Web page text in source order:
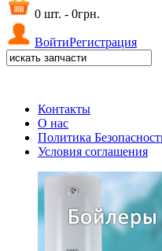
0 шт. - 0грн.
ВойтиРегистрация
Контакты
О нас
Политика
Условия соглашения